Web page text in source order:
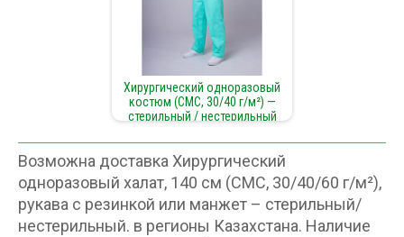
Хирургический одноразовый
костюм (СМС, 30/40 г/м²) —
стерильный / нестерильный
Возможна доставка Хирургический
одноразовый халат, 140 см (СМС, 30/40/60 г/м²),
рукава с резинкой или манжет – стерильный/
нестерильный. в регионы Казахстана. Наличие